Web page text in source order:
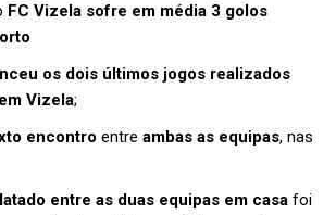
FC Vizela sofre em média 3 golos
os dois últimos jogos realizados
Vizela;
encontro entre ambas as equipas, nas
entre as duas equipas em casa foi